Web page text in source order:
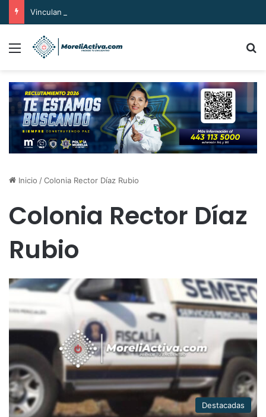
Menú
Inicio /Colonia Rector Díaz Rubio
Colonia Rector Díaz
Rubio
Destacadas